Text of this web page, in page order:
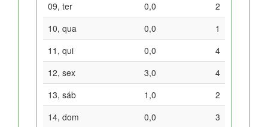
09, ter
0,0
2
10, qua
0,0
1
11, qui
0,0
4
12, sex
3,0
4
13, sáb
1,0
2
14, dom
0,0
3